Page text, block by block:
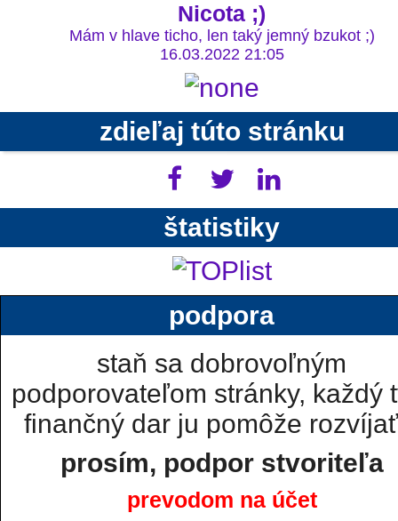
Nicota ;)
Mám v hlave ticho, len taký jemný bzukot ;)
16.03.2022 21:05
zdieľaj túto stránku
štatistiky
podpora
staň sa dobrovoľným
podporovateľom stránky, každý
finančný dar ju pomôže
prosím, podpor stvoriteľa
prevodom na účet